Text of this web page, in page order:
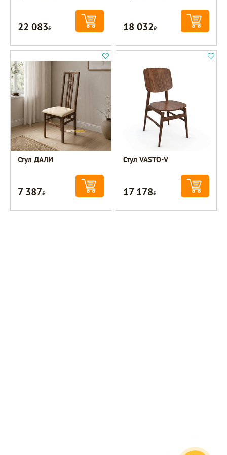
22 083Р 18 032Р
Стул ДАЛИ
7 387Р
Стул VASTO-V
17 178Р